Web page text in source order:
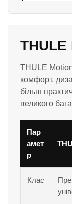
THULE
THULE
комфорт,
більш
великого
Пар
амет
р
Клас